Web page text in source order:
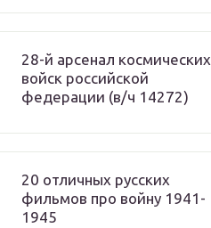
28-й арсенал космических
войск российской
федерации (в/ч 14272)
20 отличных русских
фильмов про войну 1941-
1945